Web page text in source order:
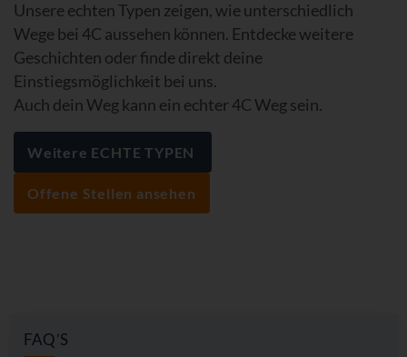
Unsere echten Typen zeigen, wie unterschiedlich
Wege bei 4C aussehen können. Entdecke weitere
Geschichten oder finde direkt deine
Einstiegsmöglichkeit bei uns.
Auch dein Weg kann ein echter 4C Weg sein.
Weitere ECHTE TYPEN
Offene Stellen ansehen
FAQ’S